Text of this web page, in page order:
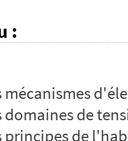
:
mécanismes
domaines de
principes de